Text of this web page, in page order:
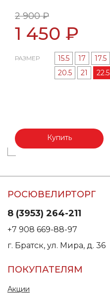
2 900 ₽
1 450 ₽
РАЗМЕР 15.5 17 17.5
20.5
21 22.5
Купить
РОСЮВЕЛИРТОРГ
8 (3953) 264-211
+7 908 669-88-97
г. Братск, ул. Мира, д. 36
ПОКУПАТЕЛЯМ
Акции